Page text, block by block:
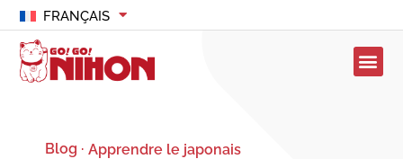
FRANÇAIS
Blog · Apprendre le japonais